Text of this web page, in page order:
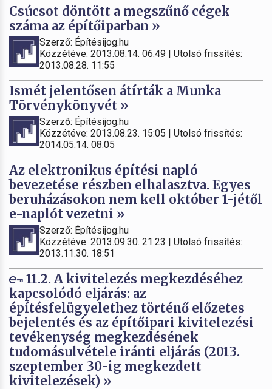
Csúcsot döntött a megszűnő cégek
száma az építőiparban »
Szerző: Építésijog.hu
Közzétéve: 2013.08.14. 06:49 | Utolsó frissítés:
2013.08.28. 11:55
Ismét jelentősen átírták a Munka
Törvénykönyvét »
Szerző: Építésijog.hu
Közzétéve: 2013.08.23. 15:05 | Utolsó frissítés:
2014.05.14. 08:05
Az elektronikus építési napló
bevezetése részben elhalasztva. Egyes
beruházásokon nem kell október 1-jétől
e-naplót vezetni »
Szerző: Építésijog.hu
Közzétéve: 2013.09.30. 21:23 | Utolsó frissítés:
2013.11.30. 18:51
11.2. A kivitelezés megkezdéséhez
kapcsolódó eljárás: az
építésfelügyelethez történő előzetes
bejelentés és az építőipari kivitelezési
tevékenység megkezdésének
tudomásulvétele iránti eljárás (2013.
szeptember 30-ig megkezdett
kivitelezések) »